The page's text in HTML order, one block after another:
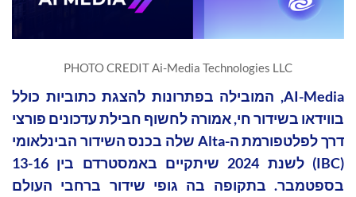
PHOTO CREDIT Ai-Media Technologies LLC
AI-Media, המובילה בפתרונות להצגת כתוביות כולל
בווידאו בשידור חי, אמורה לחשוף חבילת עדכונים פורצי
דרך לפלטפורמת ה-Alta שלה בכנס השידור הבינלאומי
(IBC) לשנת 2024 שיתקיים באמסטרדם בין 13-16
בספטמבר. בתקופה בה גופי שידור ברחבי העולם